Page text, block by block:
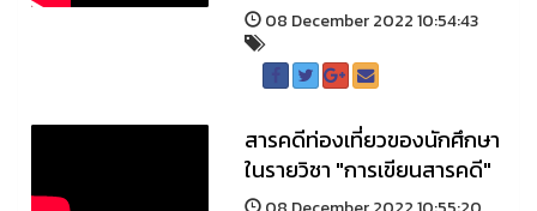
08 December 2022 10:54:43
สารคดีท่องเที่ยวของนักศึกษา
ในรายวิชา "การเขียนสารคดี"